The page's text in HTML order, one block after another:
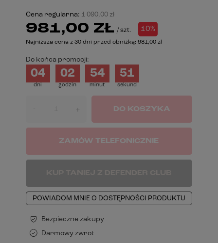
Cena regularna: 1 090,00 zł
981,00 ZŁ / szt. 10%
Najniższa cena z 30 dni przed obniżką: 981,00 zł
Do końca promocji:
dni
04
godzin
02
minut
54
sekund
51
- + DO KOSZYKA
ZAMÓW TELEFONICZNIE
POWIADOM MNIE O DOSTĘPNOŚCI PRODUKTU
Bezpieczne zakupy
Darmowy zwrot